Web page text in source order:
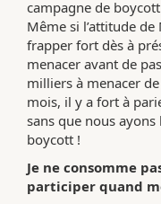
campagne de
Même si l’attitude
frapper fort dès à
menacer avant de
milliers à menacer
mois, il y a fort à
sans que nous
boycott !
Je ne consomme
participer quand